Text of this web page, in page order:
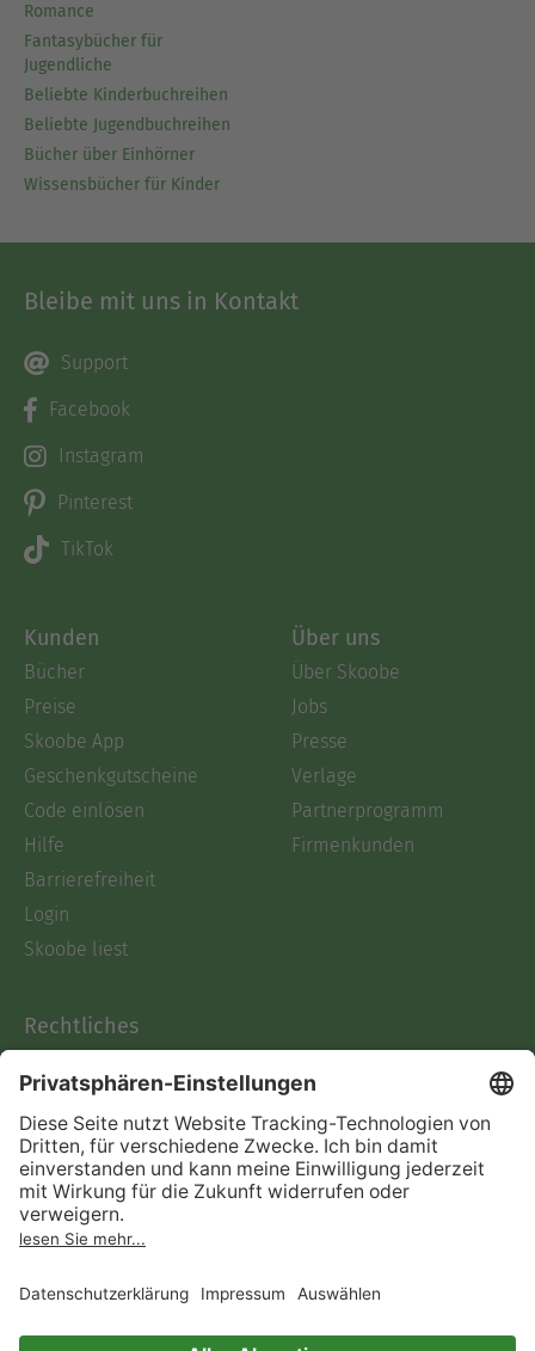
Romance
Fantasybücher für
Jugendliche
Beliebte Kinderbuchreihen
Beliebte Jugendbuchreihen
Bücher über Einhörner
Wissensbücher für Kinder
Bleibe mit uns in Kontakt
Support
Facebook
Instagram
Pinterest
TikTok
Kunden
Bücher
Preise
Skoobe App
Geschenkgutscheine
Code einlösen
Hilfe
Barrierefreiheit
Login
Skoobe liest
Über uns
Über Skoobe
Jobs
Presse
Verlage
Partnerprogramm
Firmenkunden
Rechtliches
AGB
Informationen nach Data
Act
Verträge hier kündigen
Impressum